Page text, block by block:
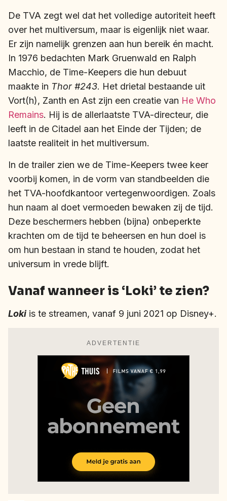
De TVA zegt wel dat het volledige autoriteit heeft
over het multiversum, maar is eigenlijk niet waar.
Er zijn namelijk grenzen aan hun bereik én macht.
In 1976 bedachten Mark Gruenwald en Ralph
Macchio, de Time-Keepers die hun debuut
maakte in Thor #243. Het drietal bestaande uit
Vort(h), Zanth en Ast zijn een creatie van He Who
Remains. Hij is de allerlaatste TVA-directeur, die
leeft in de Citadel aan het Einde der Tijden; de
laatste realiteit in het multiversum.
In de trailer zien we de Time-Keepers twee keer
voorbij komen, in de vorm van standbeelden die
het TVA-hoofdkantoor vertegenwoordigen. Zoals
hun naam al doet vermoeden bewaken zij de tijd.
Deze beschermers hebben (bijna) onbeperkte
krachten om de tijd te beheersen en hun doel is
om hun bestaan in stand te houden, zodat het
universum in vrede blijft.
Vanaf wanneer is ‘Loki’ te zien?
Loki is te streamen, vanaf 9 juni 2021 op Disney+.
ADVERTENTIE